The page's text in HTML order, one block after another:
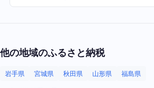
他の地域のふるさと納税
岩手県 宮城県 秋田県 山形県 福島県